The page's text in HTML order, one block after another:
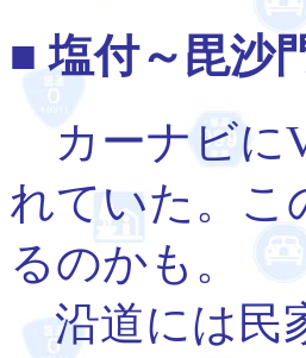
■ 塩付～毘沙
カーナビに
れていた。こ
るのかも。
沿道には民